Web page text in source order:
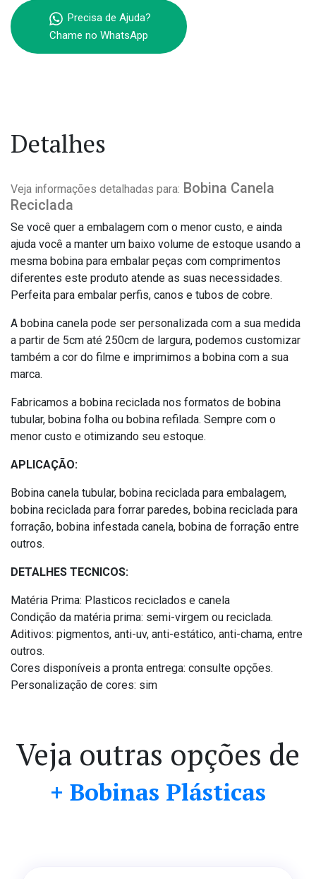
Precisa de Ajuda?
Chame no WhatsApp
Detalhes
Veja informações detalhadas para: Bobina Canela
Reciclada
Se você quer a embalagem com o menor custo, e ainda
ajuda você a manter um baixo volume de estoque usando a
mesma bobina para embalar peças com comprimentos
diferentes este produto atende as suas necessidades.
Perfeita para embalar perfis, canos e tubos de cobre.
A bobina canela pode ser personalizada com a sua medida
a partir de 5cm até 250cm de largura, podemos customizar
também a cor do filme e imprimimos a bobina com a sua
marca.
Fabricamos a bobina reciclada nos formatos de bobina
tubular, bobina folha ou bobina refilada. Sempre com o
menor custo e otimizando seu estoque.
APLICAÇÃO:
Bobina canela tubular, bobina reciclada para embalagem,
bobina reciclada para forrar paredes, bobina reciclada para
forração, bobina infestada canela, bobina de forração entre
outros.
DETALHES TECNICOS:
Matéria Prima: Plasticos reciclados e canela
Condição da matéria prima: semi-virgem ou reciclada.
Aditivos: pigmentos, anti-uv, anti-estático, anti-chama, entre
outros.
Cores disponíveis a pronta entrega: consulte opções.
Personalização de cores: sim
Veja outras opções de
+ Bobinas Plásticas